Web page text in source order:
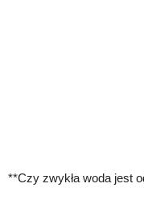
**Czy zwykła woda jest